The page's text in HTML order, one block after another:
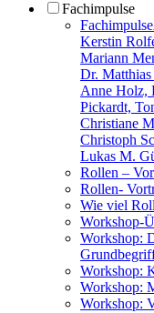
Fachimpulse
Fachimpulse
Kerstin
Mariann
Dr.
Anne Holz,
Pickardt,
Christiane
Christoph
Lukas M.
Rollen –
Rollen-
Wie viel
Workshop-
Workshop:
Workshop:
Workshop:
Workshop: